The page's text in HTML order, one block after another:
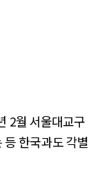
2월 서울대교구
등 한국과도 각별